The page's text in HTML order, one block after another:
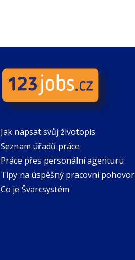
Jak napsat svůj životopis
Seznam úřadů práce
Práce přes personální agenturu
Tipy na úspěšný pracovní pohovor
Co je Švarcsystém